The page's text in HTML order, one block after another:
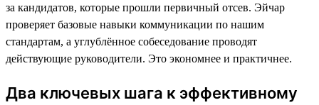
за кандидатов, которые прошли первичный отсев. Эйчар
проверяет базовые навыки коммуникации по нашим
стандартам, а углублённое собеседование проводят
действующие руководители. Это экономнее и практичнее.
Два ключевых шага к эффективному